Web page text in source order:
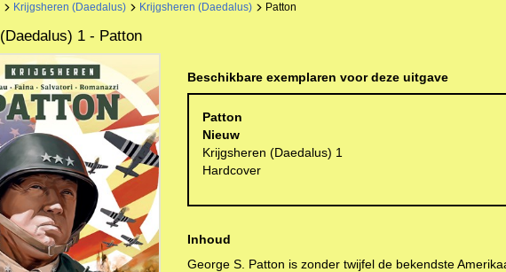
Krijgsheren (Daedalus) Krijgsheren (Daedalus) Patton
1 - Patton
Beschikbare exemplaren voor deze uitgave
Patton
Nieuw
Krijgsheren (Daedalus) 1
Hardcover
Inhoud
George S. Patton is zonder twijfel de bekendste